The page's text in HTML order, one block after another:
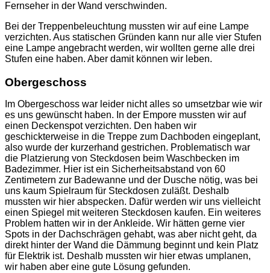
Fernseher in der Wand verschwinden.
Bei der Treppenbeleuchtung mussten wir auf eine Lampe
verzichten. Aus statischen Gründen kann nur alle vier Stufen
eine Lampe angebracht werden, wir wollten gerne alle drei
Stufen eine haben. Aber damit können wir leben.
Obergeschoss
Im Obergeschoss war leider nicht alles so umsetzbar wie wir
es uns gewünscht haben. In der Empore mussten wir auf
einen Deckenspot verzichten. Den haben wir
geschickterweise in die Treppe zum Dachboden eingeplant,
also wurde der kurzerhand gestrichen. Problematisch war
die Platzierung von Steckdosen beim Waschbecken im
Badezimmer. Hier ist ein Sicherheitsabstand von 60
Zentimetern zur Badewanne und der Dusche nötig, was bei
uns kaum Spielraum für Steckdosen zuläßt. Deshalb
mussten wir hier abspecken. Dafür werden wir uns vielleicht
einen Spiegel mit weiteren Steckdosen kaufen. Ein weiteres
Problem hatten wir in der Ankleide. Wir hätten gerne vier
Spots in der Dachschrägen gehabt, was aber nicht geht, da
direkt hinter der Wand die Dämmung beginnt und kein Platz
für Elektrik ist. Deshalb mussten wir hier etwas umplanen,
wir haben aber eine gute Lösung gefunden.